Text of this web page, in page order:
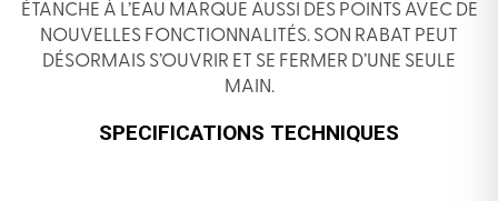
ÉTANCHE À L’EAU MARQUE AUSSI DES POINTS AVEC DE
NOUVELLES FONCTIONNALITÉS. SON RABAT PEUT
DÉSORMAIS S’OUVRIR ET SE FERMER D’UNE SEULE
MAIN.
SPECIFICATIONS TECHNIQUES